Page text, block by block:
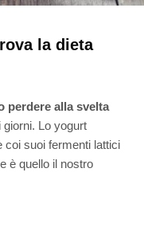
la dieta
perdere alla svelta
giorni. Lo yogurt
coi suoi fermenti lattici
è quello il nostro